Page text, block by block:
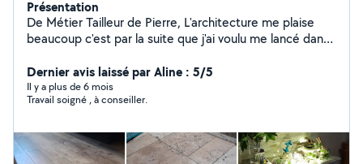
Présentation
De Métier Tailleur de Pierre, L'architecture me plaise
beaucoup c'est par la suite que j'ai voulu me lancé dans
Décorateur d'intérieur d'extérieur désigner. Je vous
invite à visité notre site internet afin de vous donné une
idée de notre savoir faire ainsi que mes collaborateur.
Dernier avis laissé par Aline : 5/5
Il y a plus de 6 mois
Travail soigné , à conseiller.